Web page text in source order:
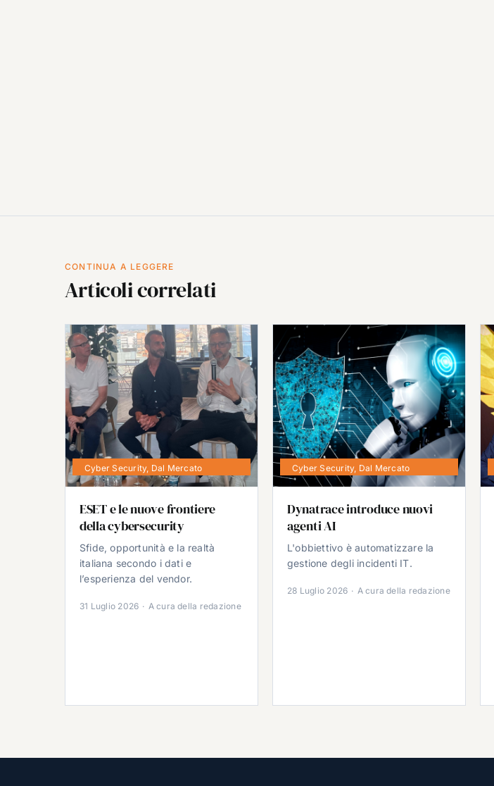
CONTINUA A LEGGERE
Articoli correlati
Cyber Security, Dal Mercato
ESET e le nuove frontiere
della cybersecurity
Sfide, opportunità e la realtà
italiana secondo i dati e
l’esperienza del vendor.
31 Luglio 2026 · A cura della redazione
Cyber Security, Dal Mercato
Dynatrace introduce nuovi
agenti AI
L'obbiettivo è automatizzare la
gestione degli incidenti IT.
28 Luglio 2026 · A cura della redazione